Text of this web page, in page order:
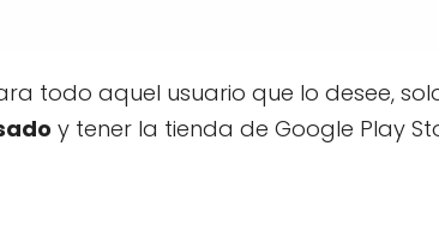
todo aquel usuario que lo desee,
y tener la tienda de Google Play